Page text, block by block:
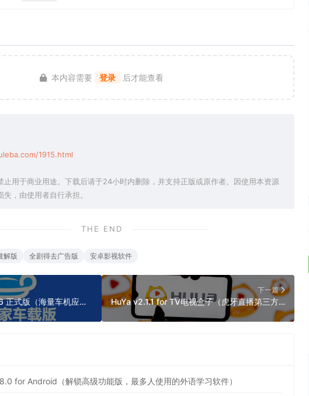
本内容需要 登录 后才能查看
1915.html
止用于商业用途。下载后请于24小时内删除，并支持正版或原作者。因使用本资源
，由使用者自行承担。
THE END
解版 全剧得去广告版 安卓影视软件
沙发管家车载版 4.9.36 正式版（海量车机应用，适配比亚迪应用专区）
下一篇
HuYa v2.1.1 for TV电视盒子（虎牙直播第三方客户端，也有抖音直播源）
for Android（解锁高级功能版，最多人使用的外语学习软件）